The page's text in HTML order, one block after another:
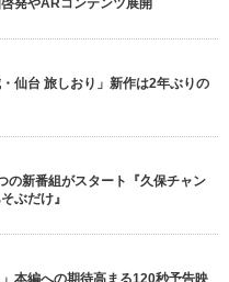
発やARコンテンツ展開
仙台 旅しおり」新作は2年ぶりの
の新番組がスタート『久保チャン
ぶだけ』
」本編への期待高まる120秒予告映